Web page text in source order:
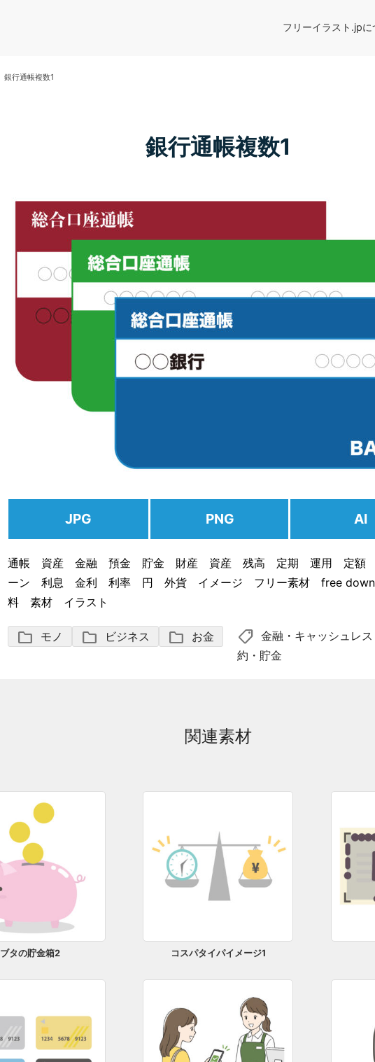
フリーイラスト.jpに
銀行通帳複数1
銀行通帳複数1
JPG PNG AI
通帳 資産 金融 預金 貯金 財産 資産 残高 定期 運用 定額
ーン 利息 金利 利率 円 外貨 イメージ フリー素材 free
料 素材 イラスト
folder モノ folder ビジネス folder お金 shoppingmode 金融 ・ キャッシュレス
約・貯金
関連素材
ブタの貯金箱2 コスパタイパイメージ1